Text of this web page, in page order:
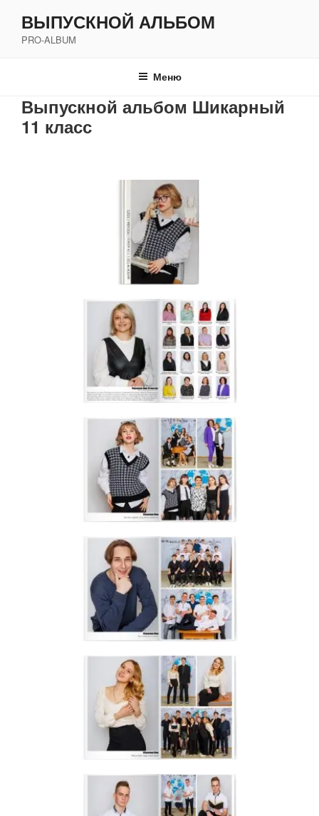
содержимому
ВЫПУСКНОЙ АЛЬБОМ
PRO-ALBUM
Меню
Выпускной альбом Шикарный
11 класс